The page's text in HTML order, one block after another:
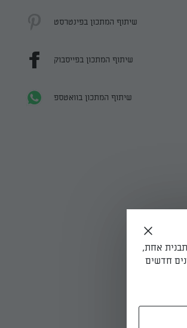
שיתוף המתכון בפינטרסט
שיתוף המתכון בפייסבוק
שיתוף המתכון בוואטספ
אחת,
חדשים